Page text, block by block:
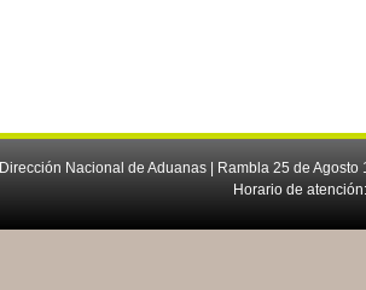
Dirección Nacional de Aduanas | Rambla 25 de
Horario de